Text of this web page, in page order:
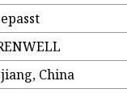
China